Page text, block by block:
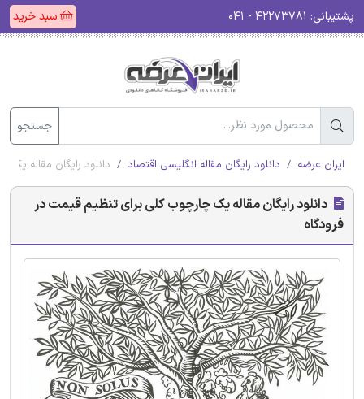
پشتیبانی: سبد خرید
جستجو
ایران عرضه دانلود رایگان مقاله انگلیسی اقتصاد دانلود رایگان مقاله
دانلود رایگان مقاله یک چارچوب کلی برای تنظیم قیمت در
فرودگاه